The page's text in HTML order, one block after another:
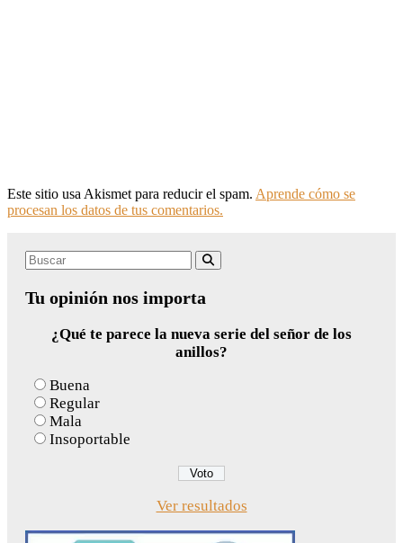
Este sitio usa Akismet para reducir el spam. Aprende cómo se
procesan los datos de tus comentarios.
Search
Tu opinión nos importa
¿Qué te parece la nueva serie del señor de los
anillos?
Buena
Regular
Mala
Insoportable
Ver resultados